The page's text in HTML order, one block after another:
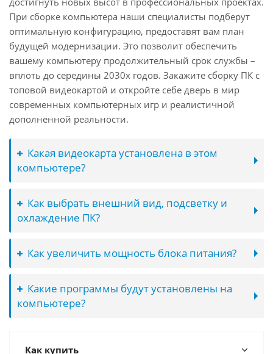
При сборке компьютера наши специалисты подберут
оптимальную конфигурацию, предоставят вам план
будущей модернизации. Это позволит обеспечить
вашему компьютеру продолжительный срок службы –
вплоть до середины 2030х годов. Закажите сборку ПК с
топовой видеокартой и откройте себе дверь в мир
современных компьютерных игр и реалистичной
дополненной реальности.
Какая видеокарта установлена в этом
компьютере?
Как выбрать внешний вид, подсветку и
охлаждение ПК?
Как увеличить мощность блока питания?
Какие программы будут установлены на
компьютере?
Как купить